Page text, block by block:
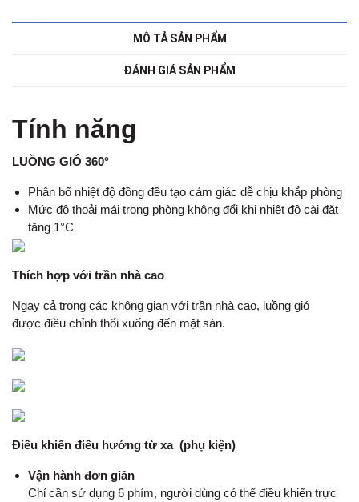
MÔ TẢ SẢN PHẨM
ĐÁNH GIÁ SẢN PHẨM
Tính năng
LUỒNG GIÓ 360°
Phân bổ nhiệt độ đồng đều tạo cảm giác dễ chịu khắp phòng
Mức độ thoải mái trong phòng không đổi khi nhiệt độ cài đặt
tăng 1°C
Thích hợp với trần nhà cao
Ngay cả trong các không gian với trần nhà cao, luồng gió
được điều chỉnh thổi xuống đến mặt sàn.
Điều khiển điều hướng từ xa (phụ kiện)
Vận hành đơn giản
Chỉ cần sử dụng 6 phím, người dùng có thể điều khiển trực